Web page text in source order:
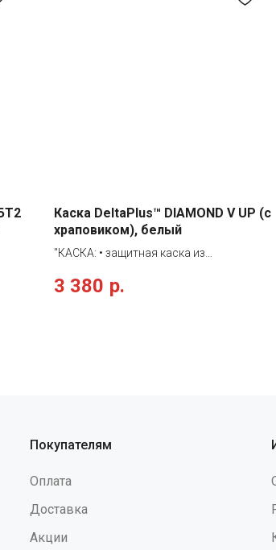
Каска DeltaPlus™ DIAMOND V UP (с
храповиком), белый
"КАСКА: • защитная каска из
козырьком • внутренняя оснастка из
системы затяжения ROTOR® • две
возможных позиции размещения на
против бокового сжатия • стойкость к
брызгам расплавленного металла •
кратковременного контакта с
3 380 р.
Покупателям
Оплата
Доставка
Акции